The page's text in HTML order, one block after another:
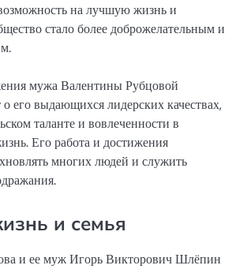
на лучшую жизнь и
стало более доброжелательным и
мужа Валентины Рубцовой
о его выдающихся лидерских качествах,
таланте и вовлеченности в
Его работа и достижения
многих людей и служить
и семья
и ее муж Игорь Викторович Шлёпин